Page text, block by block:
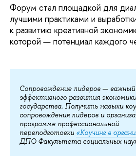
Форум стал площадкой для
лучшими практиками и
к развитию креативной
которой — потенциал каждого
Сопровождение лидеров —
эффективного развития
государства. Получить навыки
сопровождения лидеров и
программе профессиональной
переподготовки «Коучинг в
ДПО Факультета социальных